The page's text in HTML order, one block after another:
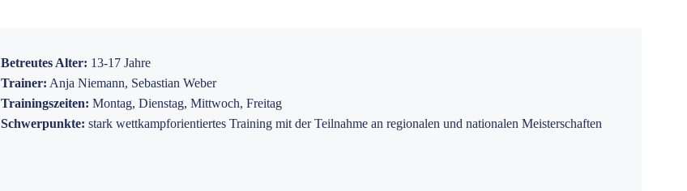
Betreutes Alter: 13-17 Jahre
Trainer: Anja Niemann, Sebastian Weber
Trainingszeiten: Montag, Dienstag, Mittwoch, Freitag
Schwerpunkte: stark wettkampforientiertes Training mit der Teilnahme an regionalen und nationalen Meisterschaften